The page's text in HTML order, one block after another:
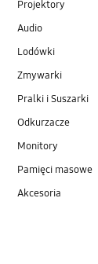
Projektory
Audio
Lodówki
Zmywarki
Pralki i Suszarki
Odkurzacze
Monitory
Pamięci masowe
Akcesoria